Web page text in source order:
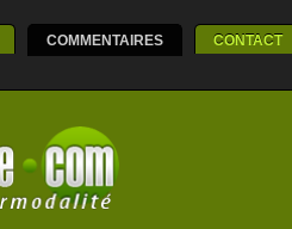
COMMENTAIRES CONTACT